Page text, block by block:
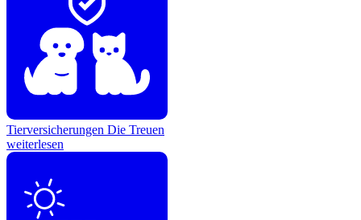
Tierversicherungen Die Treuen
weiterlesen